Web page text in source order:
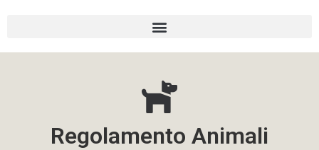
Regolamento Animali